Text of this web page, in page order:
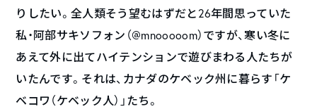
りしたい。全人類そう望むはずだと26年間思っていた
私・阿部サキソフォン（@mnooooom）ですが、寒い冬に
あえて外に出てハイテンションで遊びまわる人たちが
いたんです。それは、カナダのケベック州に暮らす「ケ
ベコワ（ケベック人）」たち。